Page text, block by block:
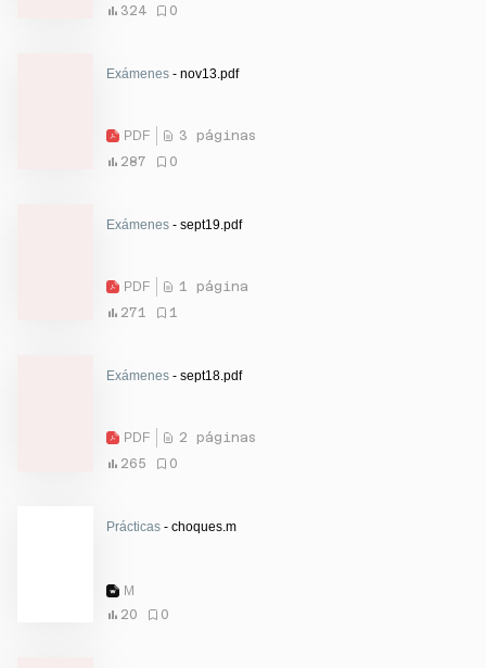
324
0
Exámenes - nov13.pdf
PDF
3 páginas
287
0
Exámenes - sept19.pdf
PDF
1 página
271
1
Exámenes - sept18.pdf
PDF
2 páginas
265
0
Prácticas - choques.m
M
20
0